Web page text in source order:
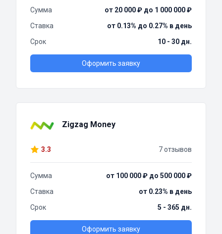
Сумма
от 20 000 ₽ до 1 000 000 ₽
Ставка
от 0.13% до 0.27% в день
Срок
10 - 30 дн.
Оформить заявку
Zigzag Money
3.3 7 отзывов
Сумма
от 100 000 ₽ до 500 000 ₽
Ставка
от 0.23% в день
Срок
5 - 365 дн.
Оформить заявку